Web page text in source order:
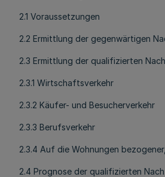
2.1 Voraussetzungen
2.2 Ermittlung der gegenwärtigen
2.3 Ermittlung der qualifizierten
2.3.1 Wirtschaftsverkehr
2.3.2 Käufer- und Besucherverkehr
2.3.3 Berufsverkehr
2.3.4 Auf die Wohnungen
2.4 Prognose der qualifizierten